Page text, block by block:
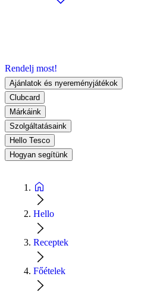
Rendelj most!
Ajánlatok és nyereményjátékok
Clubcard
Márkáink
Szolgáltatásaink
Hello Tesco
Hogyan segítünk
Hello
Receptek
Főételek